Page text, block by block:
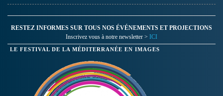
RESTEZ INFORMES SUR TOUS NOS ÉVÉNEMENTS ET PROJECTIONS
Inscrivez vous à notre newsletter > ICI
LE FESTIVAL DE LA MÉDITERRANÉE EN IMAGES